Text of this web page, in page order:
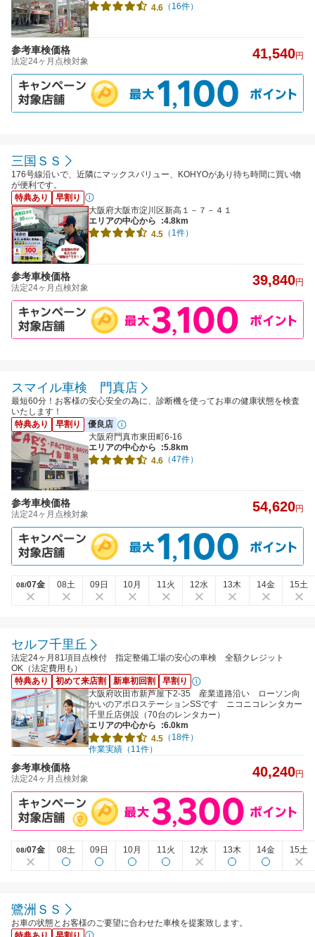
4.6 （16件）
参考車検価格
法定24ヶ月点検対象 41,540円
三国ＳＳ
176号線沿いで、近隣にマックスバリュー、KOHYOがあり待ち時間に買い物
が便利です。
特典あり
早割り
大阪府大阪市淀川区新高１－７－４１
エリアの中心から
:4.8km
4.5 （1件）
参考車検価格
法定24ヶ月点検対象 39,840円
スマイル車検 門真店
最短60分！お客様の安心安全の為に、診断機を使ってお車の健康状態を検査
いたします！
特典あり
早割り
優良店
大阪府門真市東田町6-16
エリアの中心から
:5.8km
4.6 （47件）
参考車検価格
法定24ヶ月点検対象 54,620円
08/07金 08土 09日 10月 11火 12水 13木 14金 15土
セルフ千里丘
法定24ヶ月81項目点検付 指定整備工場の安心の車検 全額クレジット
OK（法定費用も）
特典あり
初めて来店割 新車初回割
早割り
大阪府吹田市新芦屋下2-35 産業道路沿い ローソン向
かいのアポロステーションSSです ニコニコレンタカー
千里丘店併設（70台のレンタカー）
エリアの中心から
:6.0km
4.5 （18件）
作業実績（11件）
参考車検価格
法定24ヶ月点検対象 40,240円
08/07金 08土 09日 10月 11火 12水 13木 14金 15土
鷺洲ＳＳ
お車の状態とお客様のご要望に合わせた車検を提案致します。